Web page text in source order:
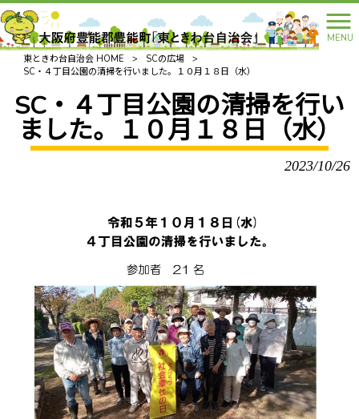
MENU
東ときわ台自治会 HOME
> SCの広場
>
SC・４丁目公園の清掃を行いました。１０月１８日（水）
SC・４丁目公園の清掃を行い
ました。１０月１８日（水）
2023/10/26